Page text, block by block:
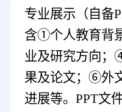
专业展示（自备
含①个人教育背
业及研究方向
果及论文；⑥外
进展等。PPT文